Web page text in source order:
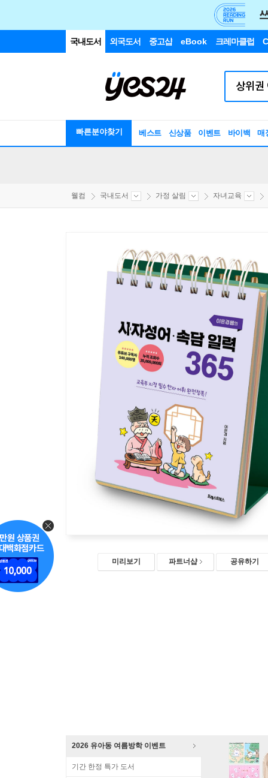
국내도서 외국도서 중고샵 eBook 크레마클럽
빠른분야찾기 베스트 신상품 이벤트 바이백 매
웰컴 국내도서 가정 살림 자녀교육
미리보기 파트너샵 공유하기
2026 유아동 여름방학 이벤트
기간 한정 특가 도서